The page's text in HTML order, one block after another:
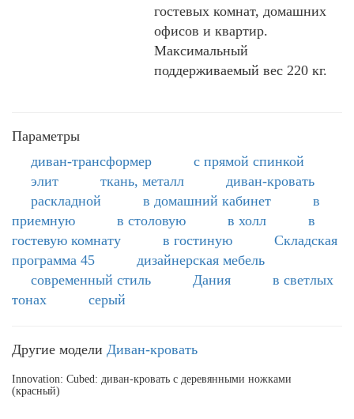
гостевых комнат, домашних
офисов и квартир.
Максимальный
поддерживаемый вес 220 кг.
Параметры
диван-трансформер
с прямой спинкой
элит
ткань, металл
диван-кровать
раскладной
в домашний кабинет
в
приемную
в столовую в холл
в
гостевую комнату
в гостиную
Складская
программа 45
дизайнерская мебель
современный стиль
Дания
в светлых
тонах
серый
Другие модели Диван-кровать
Innovation: Cubed: диван-кровать с деревянными ножками
(красный)